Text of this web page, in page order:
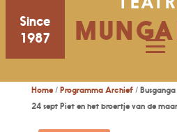
Since
1987
Home/ Programma Archief/
24 sept Piet en het broertje van de